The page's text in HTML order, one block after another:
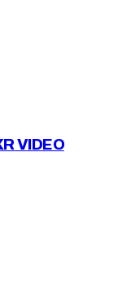
VIDEO